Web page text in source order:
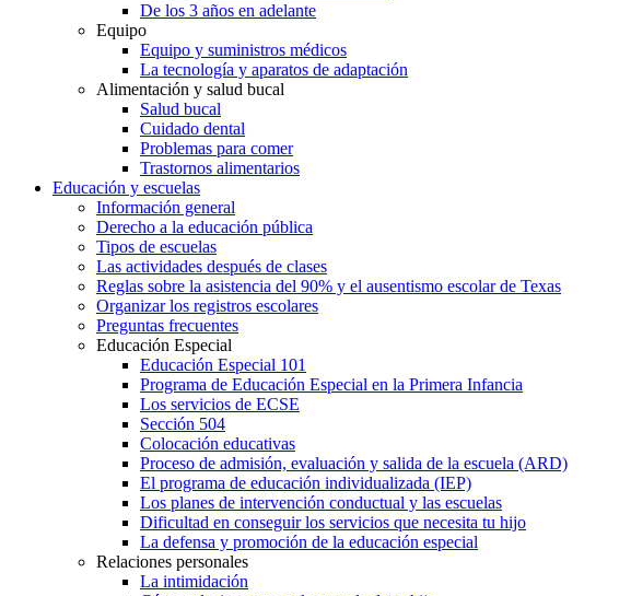
De los 3 años en adelante
Equipo
Equipo y suministros médicos
La tecnología y aparatos de adaptación
Alimentación y salud bucal
Salud bucal
Cuidado dental
Problemas para comer
Trastornos alimentarios
Educación y escuelas
Información general
Derecho a la educación pública
Tipos de escuelas
Las actividades después de clases
Reglas sobre la asistencia del 90% y el ausentismo escolar de Texas
Organizar los registros escolares
Preguntas frecuentes
Educación Especial
Educación Especial 101
Programa de Educación Especial en la Primera Infancia
Los servicios de ECSE
Sección 504
Colocación educativas
Proceso de admisión, evaluación y salida de la escuela (ARD)
El programa de educación individualizada (IEP)
Los planes de intervención conductual y las escuelas
Dificultad en conseguir los servicios que necesita tu hijo
La defensa y promoción de la educación especial
Relaciones personales
La intimidación